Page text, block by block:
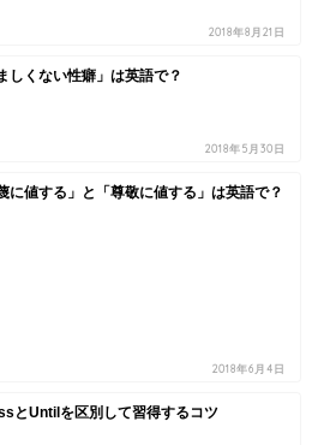
2018年8月21日
しくない性癖」は英語で？
2018年5月30日
に値する」と「尊敬に値する」は英語で？
2018年6月4日
とUntilを区別して習得するコツ